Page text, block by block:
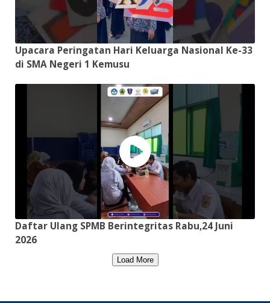
Upacara Peringatan Hari Keluarga Nasional Ke-33
di SMA Negeri 1 Kemusu
Daftar Ulang SPMB Berintegritas Rabu,24 Juni
2026
Load More